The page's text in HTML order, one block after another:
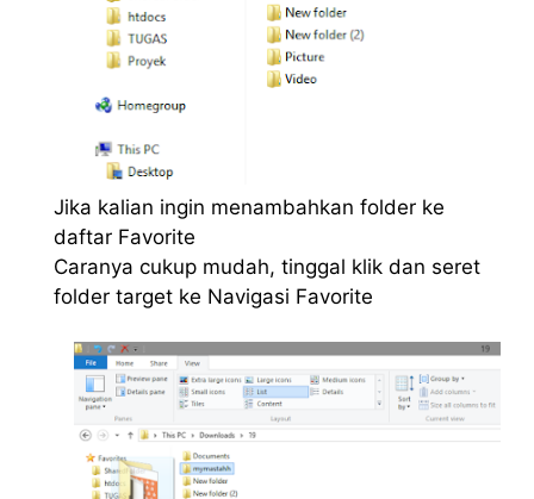
Jika kalian ingin menambahkan folder ke
daftar Favorite
Caranya cukup mudah, tinggal klik dan seret
folder target ke Navigasi Favorite